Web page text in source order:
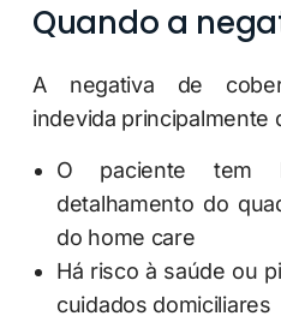
Quando a
A negativa de
indevida principalmente
O paciente tem
detalhamento do
do home care
Há risco à saúde ou
cuidados domiciliares